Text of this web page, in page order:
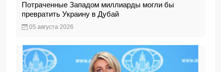
Потраченные Западом миллиарды могли бы
превратить Украину в Дубай
05 августа 2026